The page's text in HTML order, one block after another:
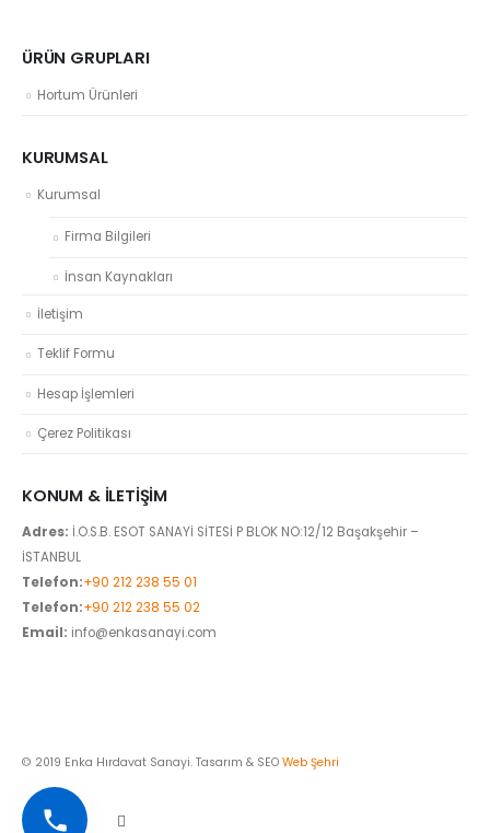
ÜRÜN GRUPLARI
Hortum Ürünleri
KURUMSAL
Kurumsal
Firma Bilgileri
İnsan Kaynakları
İletişim
Teklif Formu
Hesap İşlemleri
Çerez Politikası
KONUM & İLETIŞIM
Adres: İ.O.S.B. ESOT SANAYİ SİTESİ P BLOK NO:12/12 Başakşehir –
İSTANBUL
Telefon:+90 212 238 55 01
Telefon:+90 212 238 55 02
Email: info@enkasanayi.com
© 2019 Enka Hırdavat Sanayi. Tasarım & SEO Web Şehri